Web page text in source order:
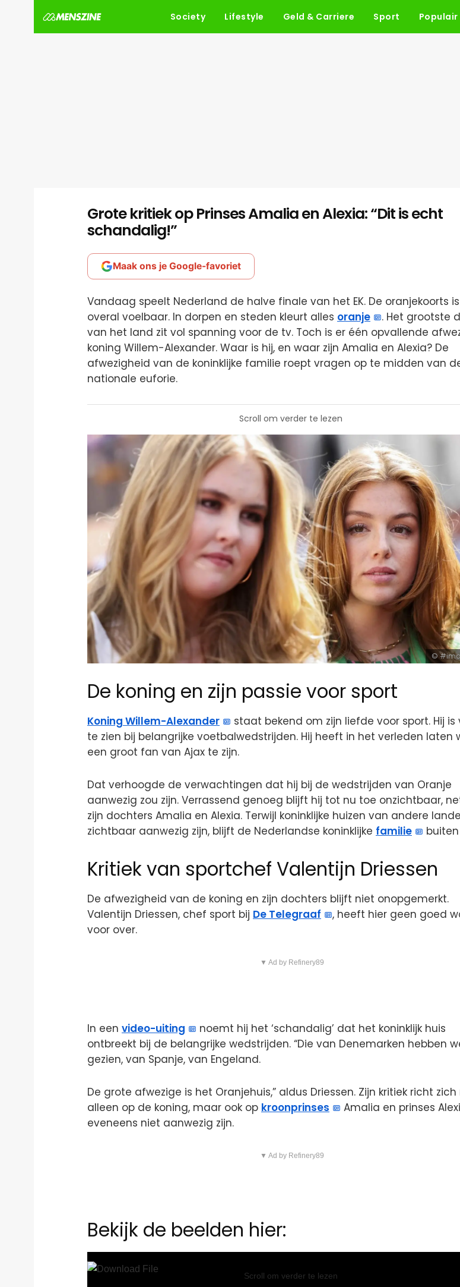
Society Lifestyle Geld & Carriere Sport Populair
Grote kritiek op Prinses Amalia en Alexia: “Dit is echt
schandalig!”
Maak ons je Google-favoriet
Vandaag speelt Nederland de halve finale van het EK. De oranjekoorts is
overal voelbaar. In dorpen en steden kleurt alles oranje
. Het grootste
van het land zit vol spanning voor de tv. Toch is er één opvallende
koning Willem-Alexander. Waar is hij, en waar zijn Amalia en Alexia? De
afwezigheid van de koninklijke familie roept vragen op te midden van
nationale euforie.
Scroll om verder te lezen
De koning en zijn passie voor sport
Koning Willem-Alexander
staat bekend om zijn liefde voor sport. Hij is
te zien bij belangrijke voetbalwedstrijden. Hij heeft in het verleden laten
een groot fan van Ajax te zijn.
Dat verhoogde de verwachtingen dat hij bij de wedstrijden van Oranje
aanwezig zou zijn. Verrassend genoeg blijft hij tot nu toe onzichtbaar,
zijn dochters Amalia en Alexia. Terwijl koninklijke huizen van andere
zichtbaar aanwezig zijn, blijft de Nederlandse koninklijke familie
Kritiek van sportchef Valentijn Driessen
De afwezigheid van de koning en zijn dochters blijft niet onopgemerkt.
Valentijn Driessen, chef sport bij De Telegraaf
, heeft hier geen goed
voor over.
▼ Ad by Refinery89
In een video-uiting
noemt hij het ‘schandalig’ dat het koninklijk huis
ontbreekt bij de belangrijke wedstrijden. “Die van Denemarken hebben
gezien, van Spanje, van Engeland.
De grote afwezige is het Oranjehuis,” aldus Driessen. Zijn kritiek richt zich
alleen op de koning, maar ook op kroonprinses
Amalia en prinses
eveneens niet aanwezig zijn.
▼ Ad by Refinery89
Bekijk de beelden hier:
Video
Player
Scroll om verder te lezen